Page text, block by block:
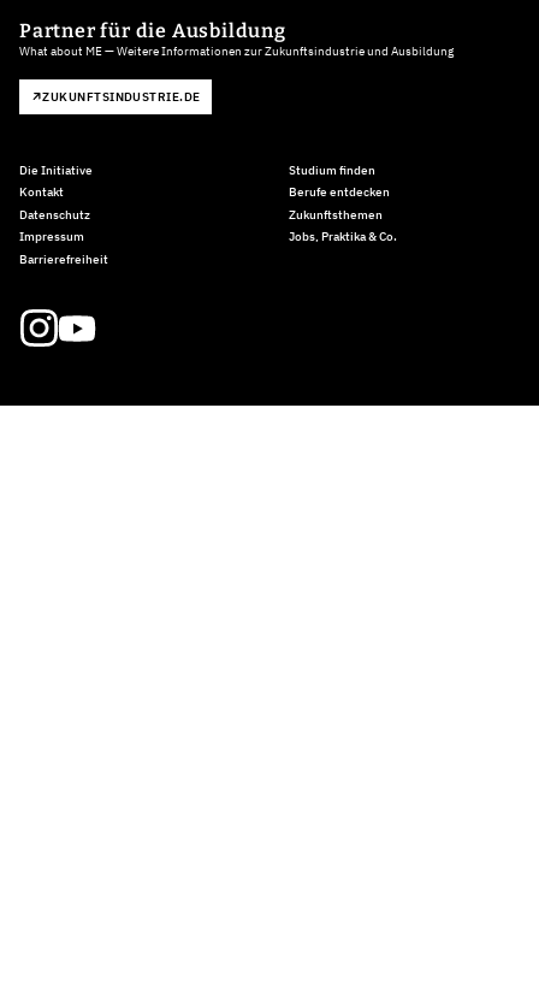
Partner für die Ausbildung
What about ME — Weitere Informationen zur Zukunftsindustrie und Ausbildung
ZUKUNFTSINDUSTRIE.DE
Die Initiative
Kontakt
Datenschutz
Impressum
Barrierefreiheit
Studium finden
Berufe entdecken
Zukunftsthemen
Jobs, Praktika & Co.